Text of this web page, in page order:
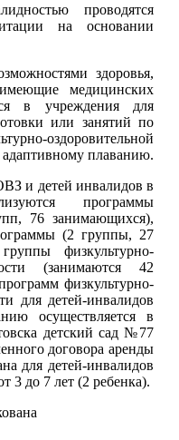
проводятся
на основании
здоровья,
медицинских
в учреждения для
или занятий по
оздоровительной
плаванию.
и детей инвалидов в
программы
76 занимающихся),
(2 группы, 27
физкультурно-
(занимаются 42
физкультурно-
для детей-инвалидов
осуществляется в
детский сад №77
договора аренды
для детей-инвалидов
3 до 7 лет (2 ребенка).